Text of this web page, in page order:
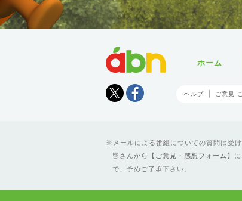
Tweet
ホーム
ヘルプ ご意見
メールによる番組についての質問は受
皆さんから【 ご意見・感想フォーム 】
で、予めご了承下さい。